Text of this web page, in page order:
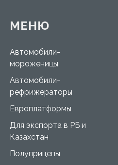
МЕНЮ
Автомобили-
мороженицы
Автомобили-
рефрижераторы
Европлатформы
Для экспорта в РБ и
Казахстан
Полуприцепы